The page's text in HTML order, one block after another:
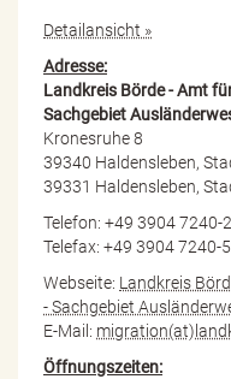
Detailansicht »
Adresse:
Landkreis Börde - Amt
Sachgebiet
Kronesruhe 8
39340 Haldensleben,
39331 Haldensleben,
Telefon: +49 3904 7240-
Telefax: +49 3904 7240-
Webseite: Landkreis
- Sachgebiet
E-Mail:
Öffnungszeiten: